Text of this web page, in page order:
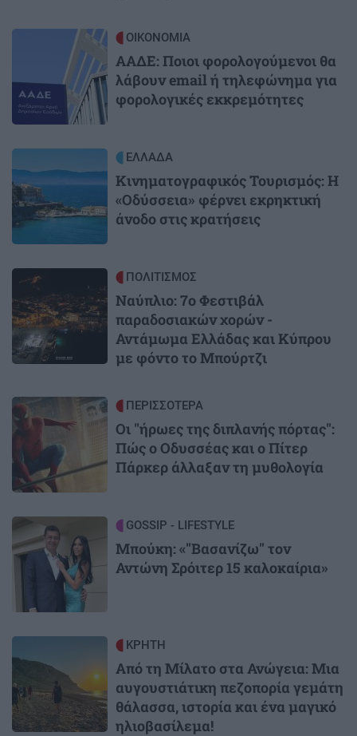
ΟΙΚΟΝΟΜΙΑ
ΑΑΔΕ: Ποιοι φορολογούμενοι θα
λάβουν email ή τηλεφώνημα για
φορολογικές εκκρεμότητες
ΕΛΛΑΔΑ
Κινηματογραφικός Τουρισμός: Η
«Οδύσσεια» φέρνει εκρηκτική
άνοδο στις κρατήσεις
Image ΠΟΛΙΤΙΣΜΟΣ
Ναύπλιο: 7ο Φεστιβάλ
παραδοσιακών χορών -
Αντάμωμα Ελλάδας και Κύπρου
με φόντο το Μπούρτζι
Image ΠΕΡΙΣΣΟΤΕΡΑ
Οι "ήρωες της διπλανής πόρτας":
Πώς ο Οδυσσέας και ο Πίτερ
Πάρκερ άλλαξαν τη μυθολογία
Image GOSSIP - LIFESTYLE
Μπούκη: «"Βασανίζω" τον
Αντώνη Σρόιτερ 15 καλοκαίρια»
ΚΡΗΤΗ
Από τη Μίλατο στα Ανώγεια: Μια
αυγουστιάτικη πεζοπορία γεμάτη
θάλασσα, ιστορία και ένα μαγικό
ηλιοβασίλεμα!